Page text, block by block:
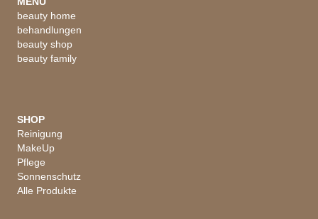
beauty home
behandlungen
beauty shop
beauty family
SHOP
Reinigung
MakeUp
Pflege
Sonnenschutz
Alle Produkte